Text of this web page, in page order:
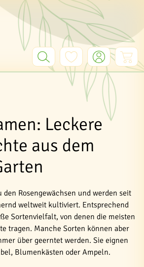
Leckere
aus dem
den Rosengewächsen und werden seit
weltweit kultiviert. Entsprechend
Sortenvielfalt, von denen die meisten
tragen. Manche Sorten können aber
über geerntet werden. Sie eignen
Blumenkästen oder Ampeln.